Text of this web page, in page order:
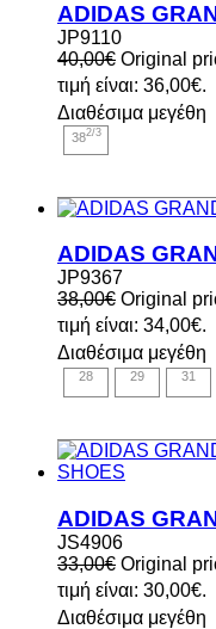
JP9110
40,00€ Original
τιμή είναι: 36,00€.
Διαθέσιμα μεγέθη
382/3
ADIDAS
JP9367
38,00€ Original
τιμή είναι: 34,00€.
Διαθέσιμα μεγέθη
28 29 31
JS4906
33,00€ Original
τιμή είναι: 30,00€.
Διαθέσιμα μεγέθη